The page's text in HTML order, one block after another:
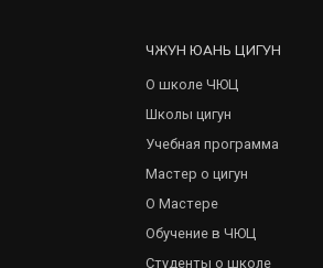
ЧЖУН ЮАНЬ ЦИГУН
О школе ЧЮЦ
Школы цигун
Учебная программа
Мастер о цигун
О Мастере
Обучение в ЧЮЦ
Студенты о школе